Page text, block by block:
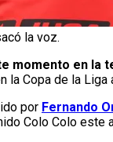
la voz.
momento en la
la Copa de la
por Fernando
Colo Colo este